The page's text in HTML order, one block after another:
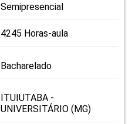
Semipresencial
4245 Horas-aula
Bacharelado
ITUIUTABA -
UNIVERSITÁRIO (MG)